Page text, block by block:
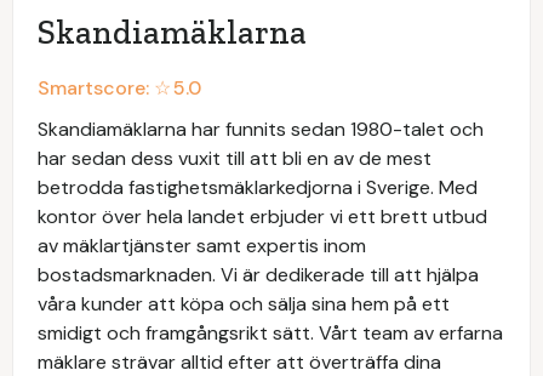
Skandiamäklarna
Smartscore: ☆5.0
Skandiamäklarna har funnits sedan 1980-talet och
har sedan dess vuxit till att bli en av de mest
betrodda fastighetsmäklarkedjorna i Sverige. Med
kontor över hela landet erbjuder vi ett brett utbud
av mäklartjänster samt expertis inom
bostadsmarknaden. Vi är dedikerade till att hjälpa
våra kunder att köpa och sälja sina hem på ett
smidigt och framgångsrikt sätt. Vårt team av erfarna
mäklare strävar alltid efter att överträffa dina